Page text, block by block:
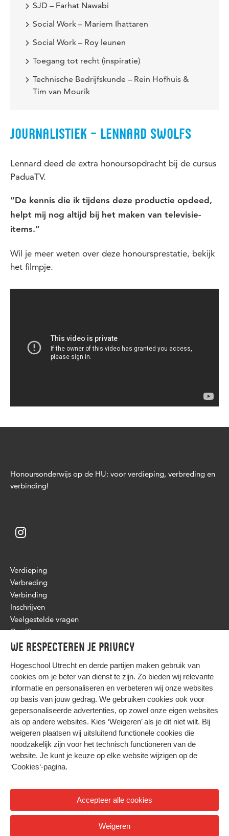
We respecteren je privacy
Hogeschool Utrecht en derde partijen maken gebruik van
cookies om je beter van dienst te zijn. Zo bieden wij relevante
informatie en personaliseren en verbeteren wij onze websites
op basis van jouw gedrag. We gebruiken cookies ook voor
gepersonaliseerde advertenties, op zowel onze eigen websites
als op andere websites. Kies ‘Weigeren’ als je dit niet wilt. Bij
weigeren plaatsen wij uitsluitend functionele cookies die
noodzakelijk zijn voor het technisch functioneren van de
website. Je kunt je keuze op elke website wijzigen op de
‘Cookies‘-pagina.
Accepteer alle cookies
Weigeren
SJD – Farhat Nawabi
Social Work – Mariem Ihattaren
Social Work – Roy leunen
Toegang tot recht (inspiratie)
Technische Bedrijfskunde – Rein Hofhuis &
Tim van Mourik
JOURNALISTIEK – LENNARD SWOLFS
Lennard deed de extra honoursopdracht bij de cursus
PaduaTV.
“De kennis die ik tijdens deze productie opdeed,
helpt mij nog altijd bij het maken van televisie-
items.”
Wil je meer weten over deze honoursprestatie, bekijk
het filmpje.
Honoursonderwijs op de HU: voor verdieping, verbreding en
verbinding!
Verdieping
Verbreding
Verbinding
Inschrijven
Veelgestelde vragen
Certificaat
HIER KOMT ALLES SAMEN
Privacy
Cookies